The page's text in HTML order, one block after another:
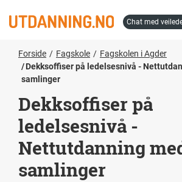
til
chat med
Forside Fagskole
Fagskolen i Agder
Dekksoffiser på ledelsesnivå -
samlinger
Dekksoffiser på
ledelsesnivå -
Nettutdanning
samlinger